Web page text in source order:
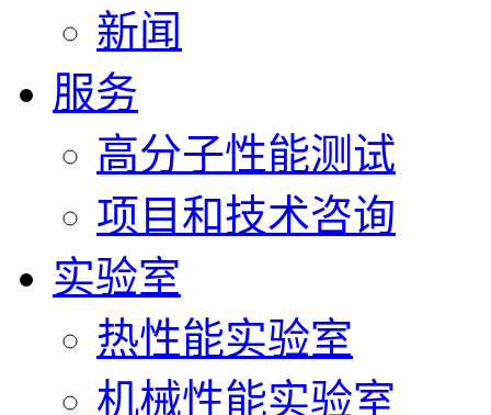
新闻
服务
高分子性能测试
项目和技术咨询
实验室
热性能实验室
机械性能实验室